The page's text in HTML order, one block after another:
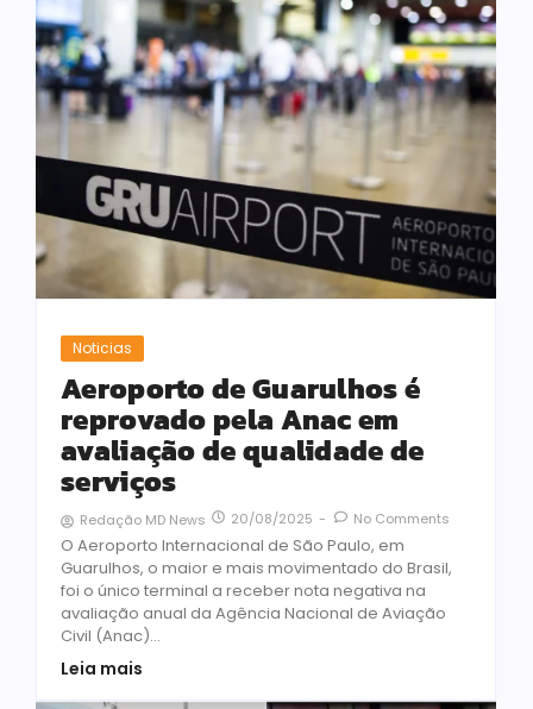
Noticias
Aeroporto de Guarulhos é
reprovado pela Anac em
avaliação de qualidade de
serviços
Redação MD News 20/08/2025 - No Comments
O Aeroporto Internacional de São Paulo, em
Guarulhos, o maior e mais movimentado do Brasil,
foi o único terminal a receber nota negativa na
avaliação anual da Agência Nacional de Aviação
Civil (Anac)...
Leia mais